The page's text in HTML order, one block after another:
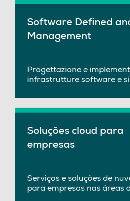
Software Defined
Management
Progettazione e
infrastrutture software e
Soluções cloud para
empresas
Serviços e soluções de
para empresas nas áreas